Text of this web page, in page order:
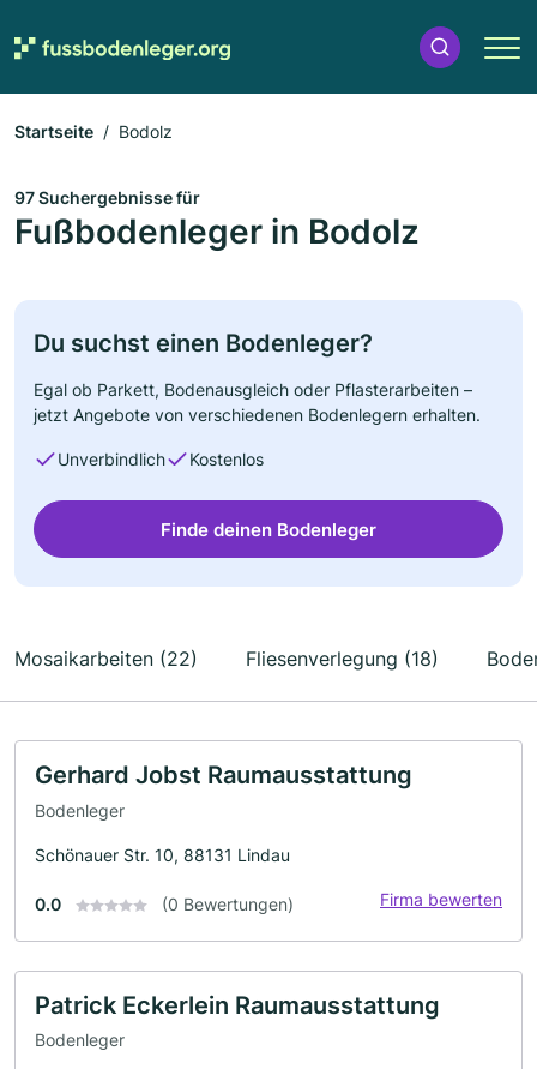
Startseite Bodolz
97 Suchergebnisse für
Fußbodenleger in Bodolz
Du suchst einen Bodenleger?
Egal ob Parkett, Bodenausgleich oder Pflasterarbeiten –
jetzt Angebote von verschiedenen Bodenlegern erhalten.
Unverbindlich Kostenlos
Finde deinen Bodenleger
Mosaikarbeiten (22) Fliesenverlegung (18)
Gerhard Jobst Raumausstattung
Bodenleger
Schönauer Str. 10, 88131 Lindau
0.0 (0 Bewertungen) Firma bewerten
Patrick Eckerlein Raumausstattung
Bodenleger